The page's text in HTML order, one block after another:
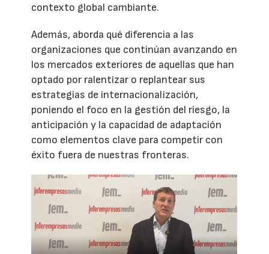
contexto global cambiante.
Además, aborda qué diferencia a las
organizaciones que continúan avanzando en
los mercados exteriores de aquellas que han
optado por ralentizar o replantear sus
estrategias de internacionalización,
poniendo el foco en la gestión del riesgo, la
anticipación y la capacidad de adaptación
como elementos clave para competir con
éxito fuera de nuestras fronteras.